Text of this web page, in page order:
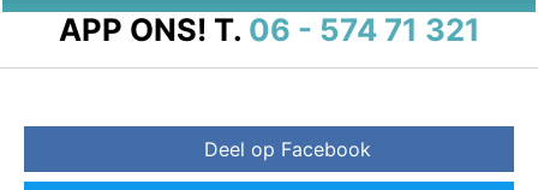
APP ONS! T. 06 - 574 71 321
Deel op Facebook